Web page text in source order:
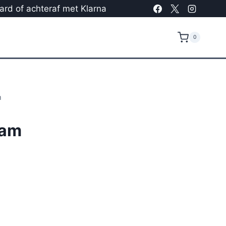
of achteraf met Klarna
0